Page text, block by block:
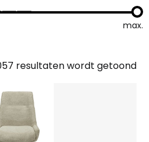
max.
resultaten wordt getoond